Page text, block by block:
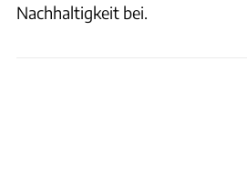
Nachhaltigkeit bei.